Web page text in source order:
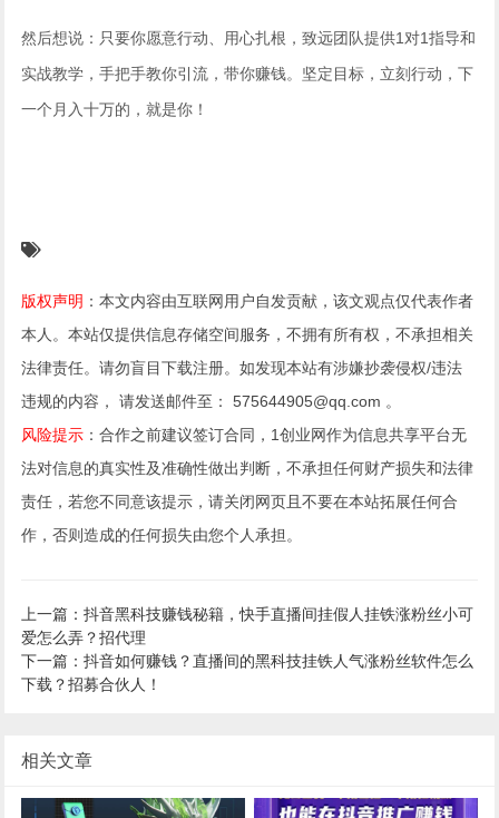
然后想说：只要你愿意行动、用心扎根，致远团队提供1对1指导和
实战教学，手把手教你引流，带你赚钱。坚定目标，立刻行动，下
一个月入十万的，就是你！
版权声明 ：本文内容由互联网用户自发贡献，该文观点仅代表作者
本人。本站仅提供信息存储空间服务，不拥有所有权，不承担相关
法律责任。请勿盲目下载注册。如发现本站有涉嫌抄袭侵权/违法
违规的内容， 请发送邮件至： 575644905@qq.com 。
风险提示 ：合作之前建议签订合同，1创业网作为信息共享平台无
法对信息的真实性及准确性做出判断，不承担任何财产损失和法律
责任，若您不同意该提示，请关闭网页且不要在本站拓展任何合
作，否则造成的任何损失由您个人承担。
上一篇：抖音黑科技赚钱秘籍，快手直播间挂假人挂铁涨粉丝小可
爱怎么弄？招代理
下一篇：抖音如何赚钱？直播间的黑科技挂铁人气涨粉丝软件怎么
下载？招募合伙人！
相关文章